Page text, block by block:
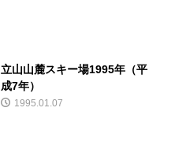
立山山麓スキー場1995年（平
成7年）
1995.01.07